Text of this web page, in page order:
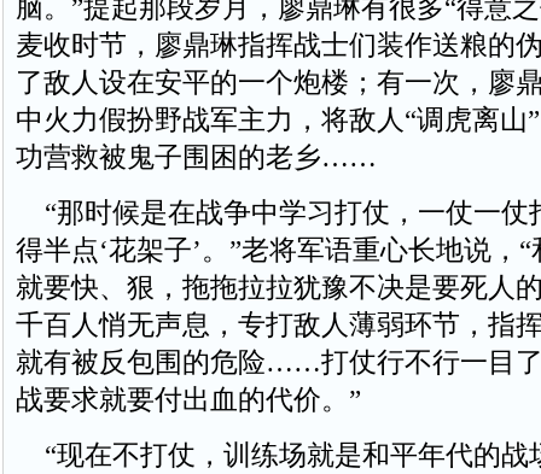
脑。”提起那段岁月，廖鼎琳有很多“得意
麦收时节，廖鼎琳指挥战士们装作送粮的
了敌人设在安平的一个炮楼；有一次，廖
中火力假扮野战军主力，将敌人“调虎离山
功营救被鬼子围困的老乡……
“那时候是在战争中学习打仗，一仗一仗
得半点‘花架子’。”老将军语重心长地说，
就要快、狠，拖拖拉拉犹豫不决是要死人
千百人悄无声息，专打敌人薄弱环节，指
就有被反包围的危险……打仗行不行一目
战要求就要付出血的代价。”
“现在不打仗，训练场就是和平年代的战